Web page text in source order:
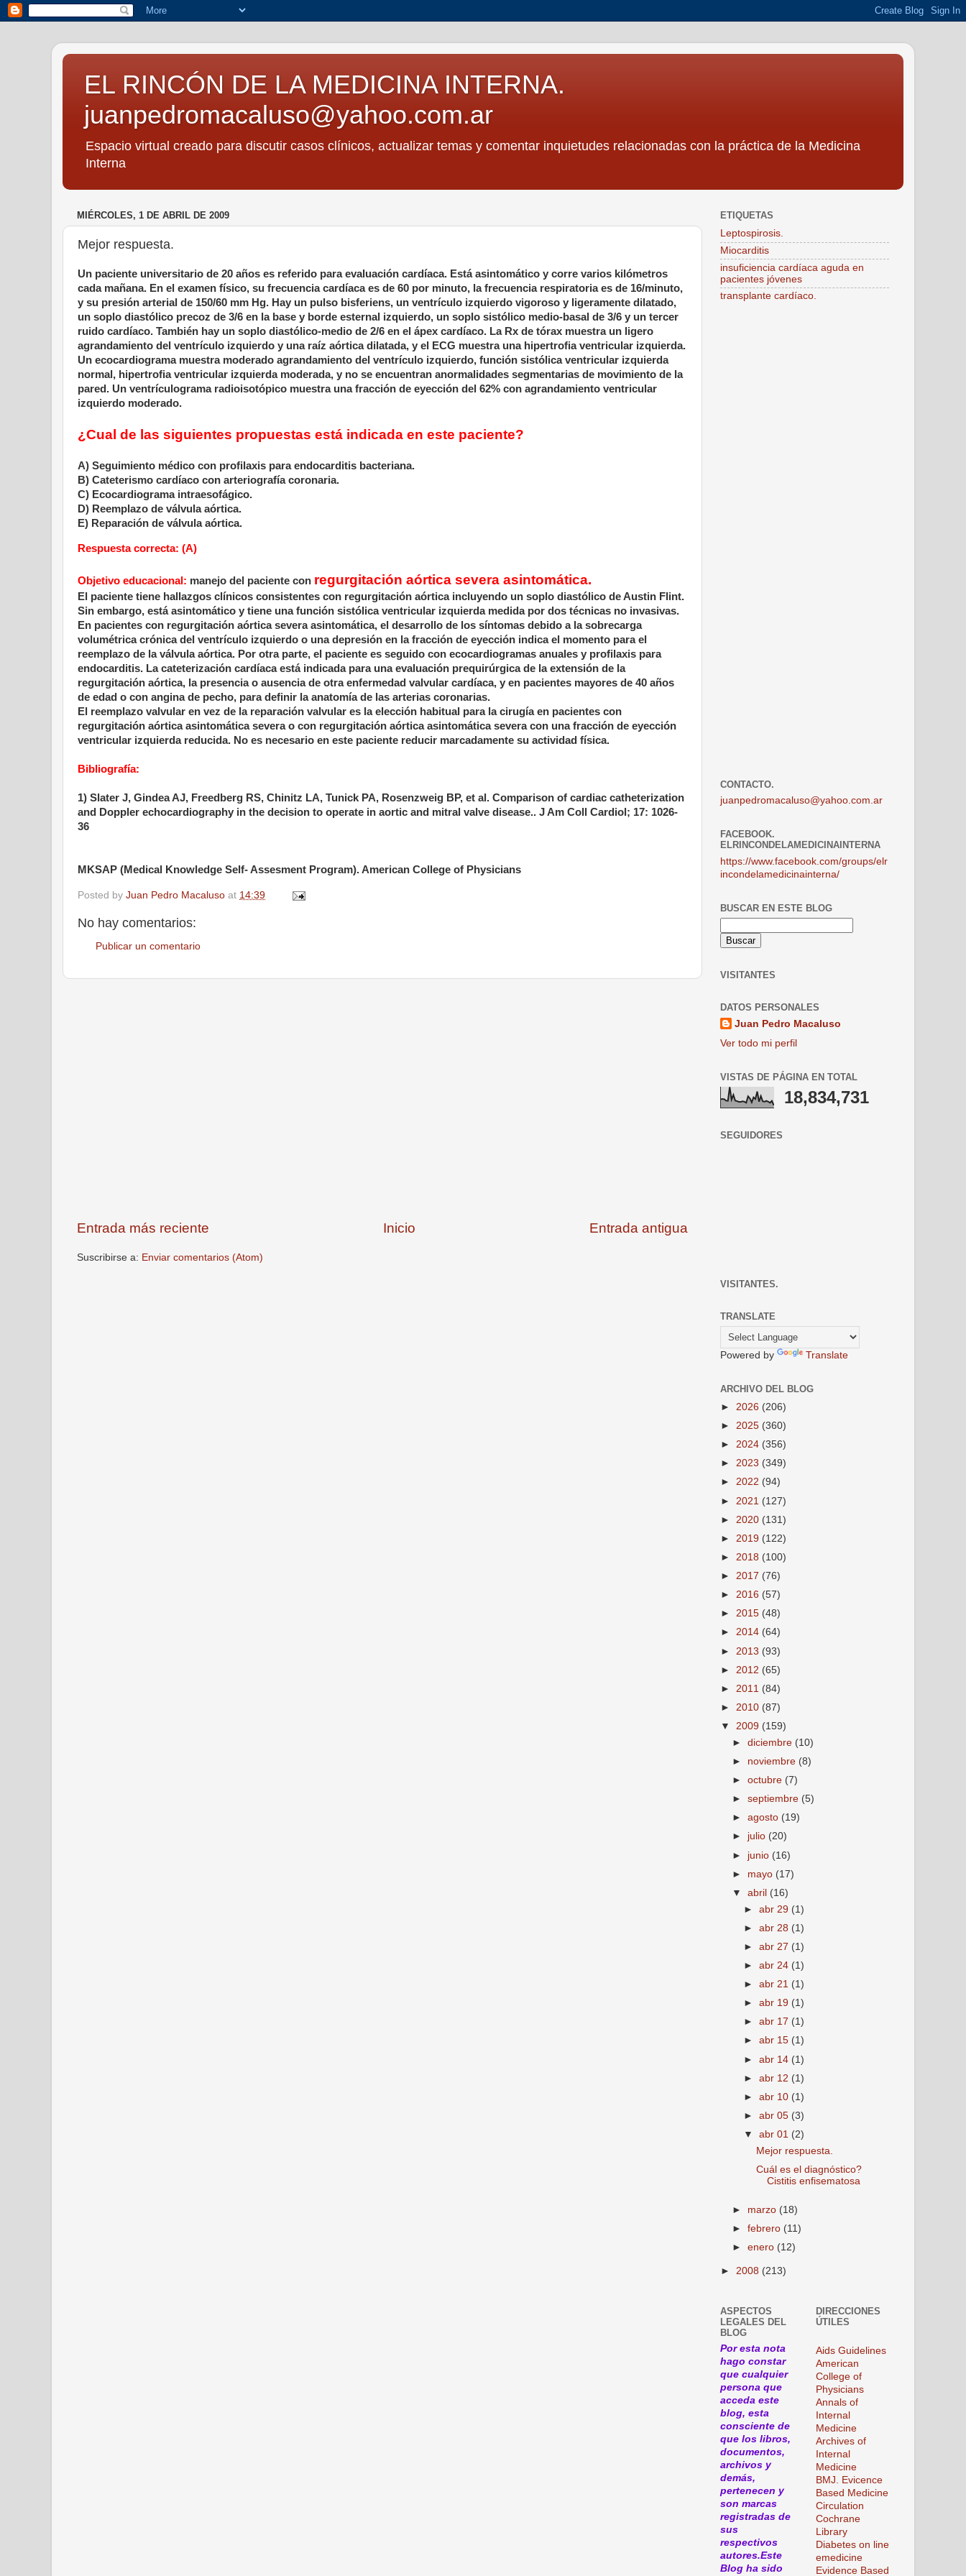
EL RINCÓN DE LA MEDICINA INTERNA.
juanpedromacaluso@yahoo.com.ar
Espacio virtual creado para discutir casos clínicos, actualizar temas y comentar inquietudes relacionadas con la práctica de la Medicina
Interna
MIÉRCOLES, 1 DE ABRIL DE 2009
Mejor respuesta.
Un paciente universitario de 20 años es referido para evaluación cardíaca. Está asintomático y corre varios kilómetros
cada mañana. En el examen físico, su frecuencia cardíaca es de 60 por minuto, la frecuencia respiratoria es de 16/minuto,
y su presión arterial de 150/60 mm Hg. Hay un pulso bisferiens, un ventrículo izquierdo vigoroso y ligeramente dilatado,
un soplo diastólico precoz de 3/6 en la base y borde esternal izquierdo, un soplo sistólico medio-basal de 3/6 y un tercer
ruido cardíaco. También hay un soplo diastólico-medio de 2/6 en el ápex cardíaco. La Rx de tórax muestra un ligero
agrandamiento del ventrículo izquierdo y una raíz aórtica dilatada, y el ECG muestra una hipertrofia ventricular izquierda.
Un ecocardiograma muestra moderado agrandamiento del ventrículo izquierdo, función sistólica ventricular izquierda
normal, hipertrofia ventricular izquierda moderada, y no se encuentran anormalidades segmentarias de movimiento de la
pared. Un ventrículograma radioisotópico muestra una fracción de eyección del 62% con agrandamiento ventricular
izquierdo moderado.
¿Cual de las siguientes propuestas está indicada en este paciente?
A) Seguimiento médico con profilaxis para endocarditis bacteriana.
B) Cateterismo cardíaco con arteriografía coronaria.
C) Ecocardiograma intraesofágico.
D) Reemplazo de válvula aórtica.
E) Reparación de válvula aórtica.
Respuesta correcta: (A)
Objetivo educacional: manejo del paciente con regurgitación aórtica severa asintomática.
El paciente tiene hallazgos clínicos consistentes con regurgitación aórtica incluyendo un soplo diastólico de Austin Flint.
Sin embargo, está asintomático y tiene una función sistólica ventricular izquierda medida por dos técnicas no invasivas.
En pacientes con regurgitación aórtica severa asintomática, el desarrollo de los síntomas debido a la sobrecarga
volumétrica crónica del ventrículo izquierdo o una depresión en la fracción de eyección indica el momento para el
reemplazo de la válvula aórtica. Por otra parte, el paciente es seguido con ecocardiogramas anuales y profilaxis para
endocarditis. La cateterización cardíaca está indicada para una evaluación prequirúrgica de la extensión de la
regurgitación aórtica, la presencia o ausencia de otra enfermedad valvular cardíaca, y en pacientes mayores de 40 años
de edad o con angina de pecho, para definir la anatomía de las arterias coronarias.
El reemplazo valvular en vez de la reparación valvular es la elección habitual para la cirugía en pacientes con
regurgitación aórtica asintomática severa o con regurgitación aórtica asintomática severa con una fracción de eyección
ventricular izquierda reducida. No es necesario en este paciente reducir marcadamente su actividad física.
Bibliografía:
1) Slater J, Gindea AJ, Freedberg RS, Chinitz LA, Tunick PA, Rosenzweig BP, et al. Comparison of cardiac catheterization
and Doppler echocardiography in the decision to operate in aortic and mitral valve disease.. J Am Coll Cardiol; 17: 1026-
36
MKSAP (Medical Knowledge Self- Assesment Program). American College of Physicians
Posted by Juan Pedro Macaluso at 14:39
No hay comentarios:
Publicar un comentario
Entrada más reciente Entrada antigua
Inicio
Suscribirse a: Enviar comentarios (Atom)
ETIQUETAS
Leptospirosis.
Miocarditis
insuficiencia cardíaca aguda en
pacientes jóvenes
transplante cardíaco.
CONTACTO.
juanpedromacaluso@yahoo.com.ar
FACEBOOK.
ELRINCONDELAMEDICINAINTERNA
https://www.facebook.com/groups/elr
incondelamedicinainterna/
BUSCAR EN ESTE BLOG
VISITANTES
DATOS PERSONALES
Juan Pedro Macaluso
Ver todo mi perfil
VISTAS DE PÁGINA EN TOTAL
18,834,731
SEGUIDORES
VISITANTES.
TRANSLATE
Powered by Translate
ARCHIVO DEL BLOG
► 2026 (206)
► 2025 (360)
► 2024 (356)
► 2023 (349)
► 2022 (94)
► 2021 (127)
► 2020 (131)
► 2019 (122)
► 2018 (100)
► 2017 (76)
► 2016 (57)
► 2015 (48)
► 2014 (64)
► 2013 (93)
► 2012 (65)
► 2011 (84)
► 2010 (87)
▼ 2009 (159)
►diciembre (10)
► noviembre (8)
►octubre (7)
►septiembre (5)
►agosto (19)
► julio (20)
► junio (16)
► mayo (17)
▼abril (16)
►abr 29 (1)
►abr 28 (1)
►abr 27 (1)
►abr 24 (1)
►abr 21 (1)
►abr 19 (1)
►abr 17 (1)
►abr 15 (1)
►abr 14 (1)
►abr 12 (1)
►abr 10 (1)
►abr 05 (3)
▼abr 01 (2)
Mejor respuesta.
Cuál es el diagnóstico?
Cistitis enfisematosa
► marzo (18)
►febrero (11)
►enero (12)
► 2008 (213)
ASPECTOS
LEGALES DEL
BLOG
Por esta nota
hago constar
que cualquier
persona que
acceda este
blog, esta
consciente de
que los libros,
documentos,
archivos y
demás,
pertenecen y
son marcas
registradas de
sus
respectivos
autores.Este
Blog ha sido
DIRECCIONES
ÚTILES
Aids Guidelines
American
College of
Physicians
Annals of
Internal
Medicine
Archives of
Internal
Medicine
BMJ. Evicence
Based Medicine
Circulation
Cochrane
Library
Diabetes on line
emedicine
Evidence Based